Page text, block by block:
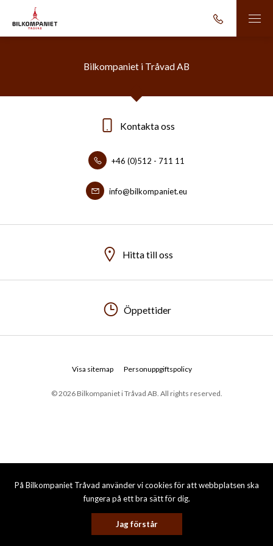
På Bilkompaniet Tråvad använder vi cookies för att webbplatsen ska
fungera på ett bra sätt för dig.
Jag förstår
Bilkompaniet i Tråvad AB
Kontakta oss
+46 (0)512 - 711 11
info@bilkompaniet.eu
Hitta till oss
Öppettider
© 2026 Bilkompaniet i Tråvad AB. All rights reserved.
Visa sitemap Personuppgiftspolicy